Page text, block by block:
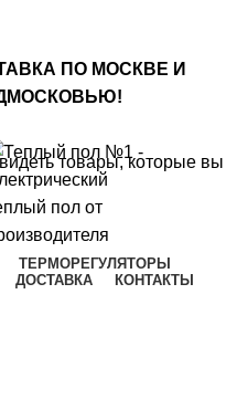
ПО МОСКВЕ И
ТЕРМОРЕГУЛЯТОРЫ
ДОСТАВКА КОНТАКТЫ
товары, которые вы